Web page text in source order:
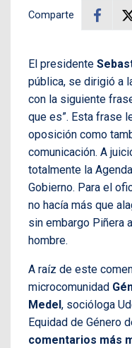
Comparte
El presidente
pública, se dirigió a
con la siguiente
que es”. Esta frase
oposición como
comunicación. A
totalmente la
Gobierno. Para el
no hacía más que
sin embargo Piñera
hombre.
A raíz de este
microcomunidad
Medel, socióloga
Equidad de Género
comentarios más